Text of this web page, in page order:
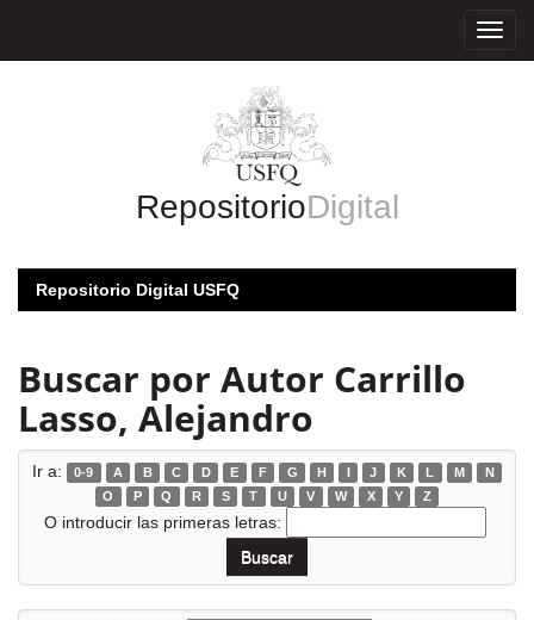
RepositorioDigital
Repositorio Digital USFQ
Buscar por Autor Carrillo
Lasso, Alejandro
Ir a: 0-9 A B C D E F G H I J K L M
N
O
P Q R S T U V W X Y Z
O introducir las primeras letras: